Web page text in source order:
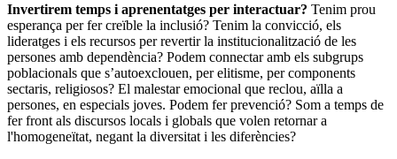
Invertirem temps i aprenentatges per interactuar? Tenim prou
esperança per fer creïble la inclusió? Tenim la convicció, els
lideratges i els recursos per revertir la institucionalització de les
persones amb dependència? Podem connectar amb els subgrups
poblacionals que s’autoexclouen, per elitisme, per components
sectaris, religiosos? El malestar emocional que reclou, aïlla a
persones, en especials joves. Podem fer prevenció? Som a temps de
fer front als discursos locals i globals que volen retornar a
l'homogeneïtat, negant la diversitat i les diferències?